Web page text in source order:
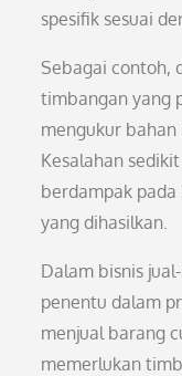
spesifik sesuai
Sebagai contoh,
timbangan yang
mengukur
Kesalahan
berdampak
yang dihasilkan.
Dalam bisnis
penentu dalam
menjual barang
memerlukan